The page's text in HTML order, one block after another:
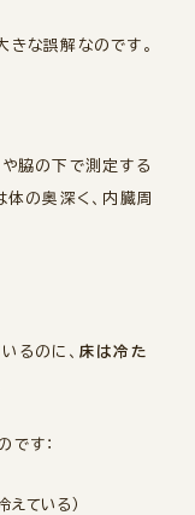
きな誤解なのです。
や脇の下で測定する
体の奥深く、内臓周
るのに、 床は冷た
です：
えている）